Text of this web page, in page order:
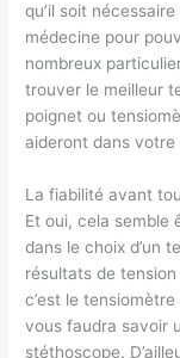
qu’il soit
médecine pour
nombreux
trouver le meilleur
poignet ou
aideront dans votre
La fiabilité avant
Et oui, cela semble
dans le choix d’un
résultats de
c’est le
vous faudra savoir
stéthoscope.